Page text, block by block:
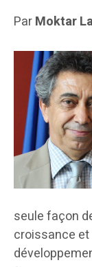
ParMoktar
seule façon
croissance